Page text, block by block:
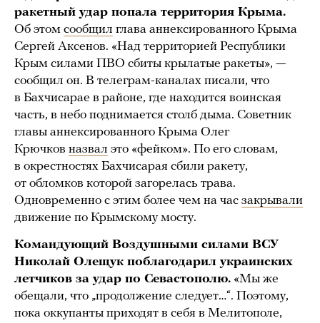
ракетный удар попала территория Крыма.
Об этом сообщил глава аннексированного Крыма
Сергей Аксенов. «Над территорией Республики
Крым силами ПВО сбиты крылатые ракеты», —
сообщил он. В телеграм-каналах писали, что
в Бахчисарае в районе, где находится воинская
часть, в небо поднимается столб дыма. Советник
главы аннексированного Крыма Олег
Крючков назвал это «фейком». По его словам,
в окрестностях Бахчисарая сбили ракету,
от обломков которой загорелась трава.
Одновременно с этим более чем на час закрывали
движение по Крымскому мосту.
Командующий Воздушными силами ВСУ
Николай Олещук поблагодарил украинских
летчиков за удар по Севастополю. «Мы же
обещали, что „продолжение следует…“. Поэтому,
пока оккупанты приходят в себя в Мелитополе,